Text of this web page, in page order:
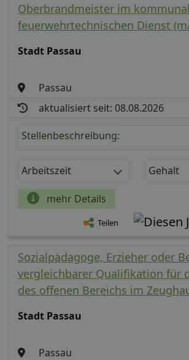
Oberbrandmeister im
feuerwehrtechnischen Dienst
Stadt Passau
Passau
aktualisiert seit: 08.08.2026
Stellenbeschreibung:
Arbeitszeit Gehalt
mehr Details
Teilen
Sozialpädagoge, Erzieher oder
vergleichbarer Qualifikation für
des offenen Bereichs im
Stadt Passau
Passau